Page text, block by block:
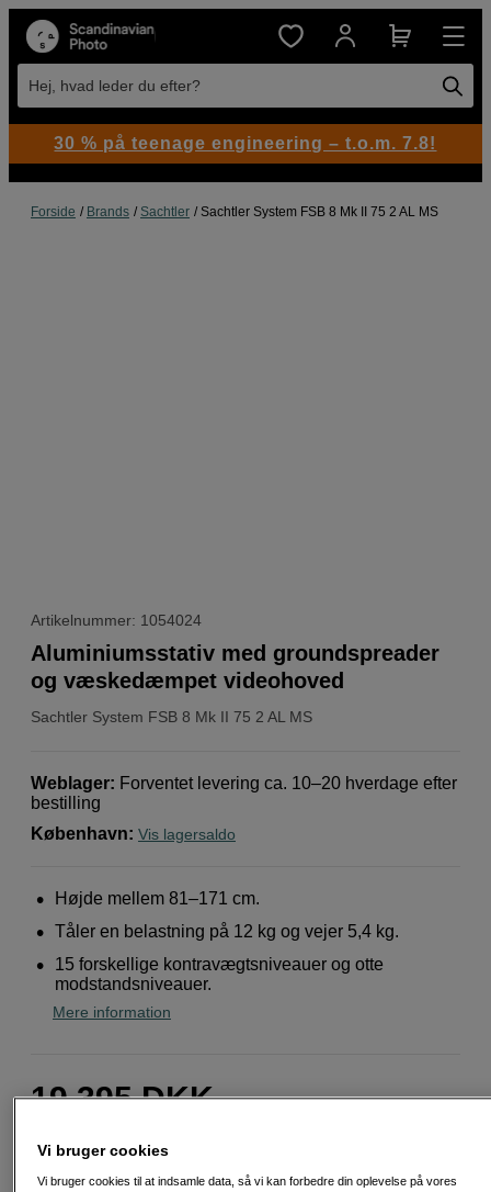
Hej, hvad leder du efter?
Forside Brands Sachtler Sachtler System FSB 8 Mk II 75 2 AL MS
Artikelnummer: 1054024
Sachtler System FSB 8 Mk II 75 2 AL MS
Aluminiumsstativ med groundspreader
og væskedæmpet videohoved
Weblager: Forventet levering ca. 10–20 hverdage efter
bestilling
København: Vis lagersaldo
Højde mellem 81–171 cm.
Tåler en belastning på 12 kg og vejer 5,4 kg.
15 forskellige kontravægtsniveauer og otte
modstandsniveauer.
Mere information
19.395 DKK
30 % på teenage engineering – t.o.m. 7.8!
Vi bruger cookies
Vi bruger cookies til at indsamle data, så vi kan forbedre din oplevelse på vores